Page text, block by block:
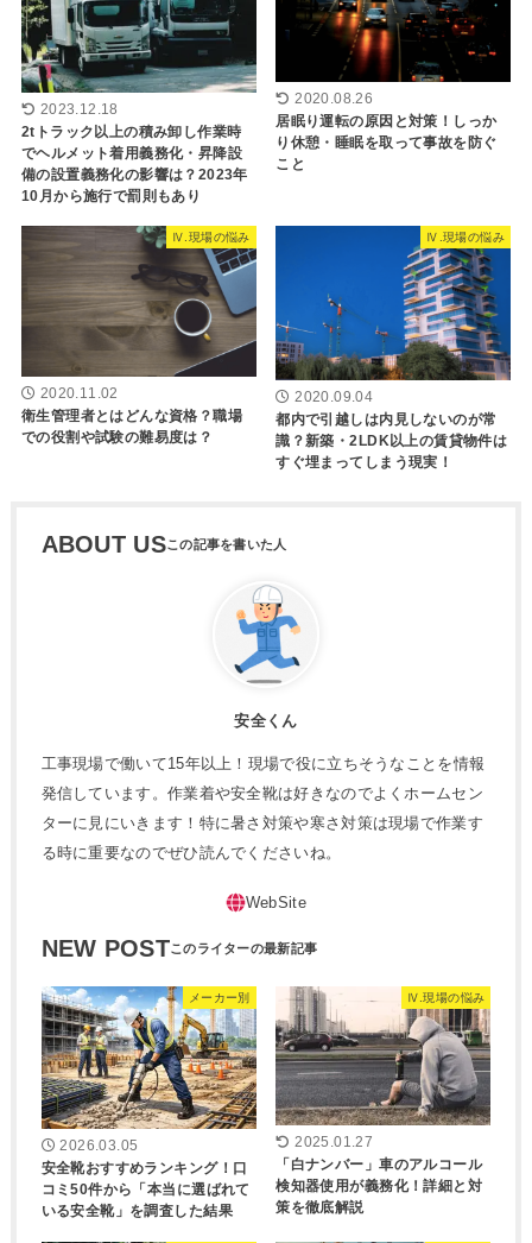
2023.12.18
2tトラック以上の積み卸し作業時
でヘルメット着用義務化・昇降設
備の設置義務化の影響は？2023年
10月から施行で罰則もあり
2020.08.26
居眠り運転の原因と対策！しっか
り休憩・睡眠を取って事故を防ぐ
こと
Ⅳ.現場の悩み
2020.11.02
衛生管理者とはどんな資格？職場
での役割や試験の難易度は？
Ⅳ.現場の悩み
2020.09.04
都内で引越しは内見しないのが常
識？新築・2LDK以上の賃貸物件は
すぐ埋まってしまう現実！
ABOUT US
安全くん
工事現場で働いて15年以上！現場で役に立ちそうなことを情報
発信しています。作業着や安全靴は好きなのでよくホームセン
ターに見にいきます！特に暑さ対策や寒さ対策は現場で作業す
る時に重要なのでぜひ読んでくださいね。
NEW POST
メーカー別
2026.03.05
安全靴おすすめランキング！口
コミ50件から「本当に選ばれて
いる安全靴」を調査した結果
Ⅳ.現場の悩み
2025.01.27
「白ナンバー」車のアルコール
検知器使用が義務化！詳細と対
策を徹底解説